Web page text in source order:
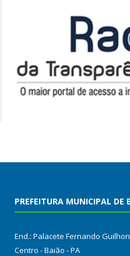
PREFEITURA MUNICIPAL DE
End.: Palacete Fernando
Centro - Baião - PA